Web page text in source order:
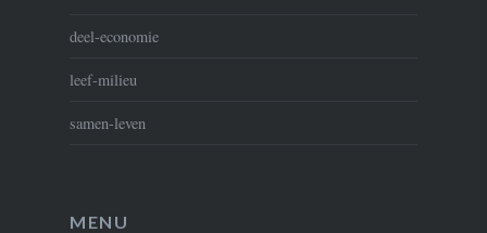
deel-economie
leef-milieu
samen-leven
MENU